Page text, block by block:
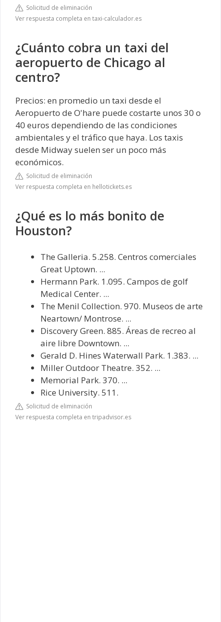
Solicitud de eliminación
Ver respuesta completa en taxi-calculador.es
¿Cuánto cobra un taxi del
aeropuerto de Chicago al
centro?
Precios: en promedio un taxi desde el
Aeropuerto de O'hare puede costarte unos 30 o
40 euros dependiendo de las condiciones
ambientales y el tráfico que haya. Los taxis
desde Midway suelen ser un poco más
económicos.
Solicitud de eliminación
Ver respuesta completa en hellotickets.es
¿Qué es lo más bonito de
Houston?
The Galleria. 5.258. Centros comerciales
Great Uptown. ...
Hermann Park. 1.095. Campos de golf
Medical Center. ...
The Menil Collection. 970. Museos de arte
Neartown/ Montrose. ...
Discovery Green. 885. Áreas de recreo al
aire libre Downtown. ...
Gerald D. Hines Waterwall Park. 1.383. ...
Miller Outdoor Theatre. 352. ...
Memorial Park. 370. ...
Rice University. 511.
Solicitud de eliminación
Ver respuesta completa en tripadvisor.es